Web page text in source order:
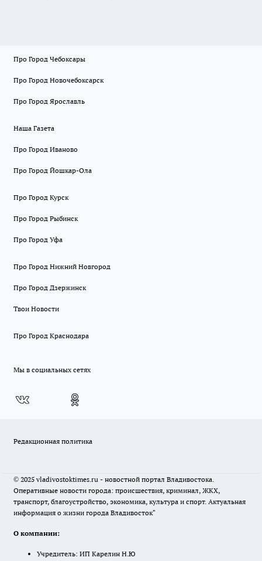
Про Город Чебоксары
Про Город Новочебоксарск
Про Город Ярославль
Наша Газета
Про Город Иваново
Про Город Йошкар-Ола
Про Город Курск
Про Город Рыбинск
Про Город Уфа
Про Город Нижний Новгород
Про Город Дзержинск
Твои Новости
Про Город Краснодара
Мы в социальных сетях
Редакционная политика
© 2025 vladivostoktimes.ru - новостной портал Владивостока.
Оперативные новости города: происшествия, криминал, ЖКХ,
транспорт, благоустройство, экономика, культура и спорт. Актуальная
информация о жизни города Владивосток"
О компании:
Учредитель: ИП Карелин Н.Ю